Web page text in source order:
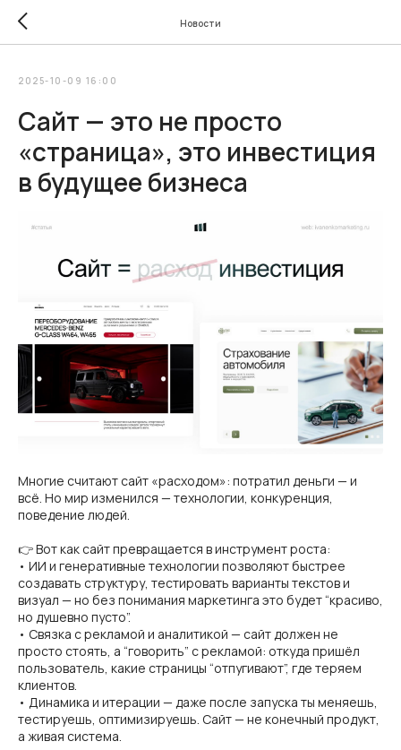
Новости
2025-10-09 16:00
Сайт — это не просто
«страница», это инвестиция
в будущее бизнеса
Многие считают сайт «расходом»: потратил деньги — и
всё. Но мир изменился — технологии, конкуренция,
поведение людей.
👉 Вот как сайт превращается в инструмент роста:
• ИИ и генеративные технологии позволяют быстрее
создавать структуру, тестировать варианты текстов и
визуал — но без понимания маркетинга это будет “красиво,
но душевно пусто”.
• Связка с рекламой и аналитикой — сайт должен не
просто стоять, а “говорить” с рекламой: откуда пришёл
пользователь, какие страницы “отпугивают”, где теряем
клиентов.
• Динамика и итерации — даже после запуска ты меняешь,
тестируешь, оптимизируешь. Сайт — не конечный продукт,
а живая система.